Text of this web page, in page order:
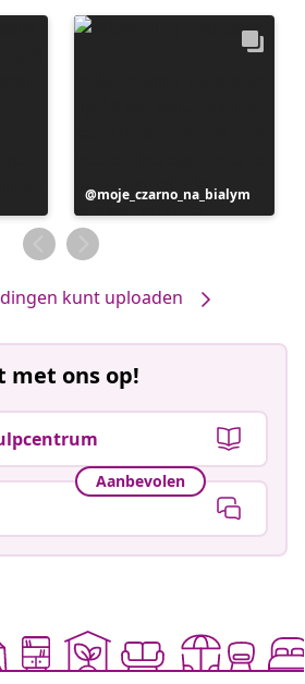
Bericht
gepubliceerd
door
moje_czarno_na_bialym
kunt uploaden
met ons op!
Aanbevolen